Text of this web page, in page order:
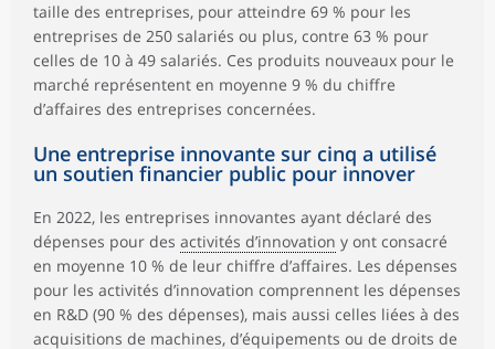
taille des entreprises, pour atteindre 69 % pour les
entreprises de 250 salariés ou plus, contre 63 % pour
celles de 10 à 49 salariés. Ces produits nouveaux pour le
marché représentent en moyenne 9 % du chiffre
d’affaires des entreprises concernées.
Une entreprise innovante sur cinq a utilisé
un soutien financier public pour innover
En 2022, les entreprises innovantes ayant déclaré des
dépenses pour des activités d’innovation y ont consacré
en moyenne 10 % de leur chiffre d’affaires. Les dépenses
pour les activités d’innovation comprennent les dépenses
en R&D (90 % des dépenses), mais aussi celles liées à des
acquisitions de machines, d’équipements ou de droits de